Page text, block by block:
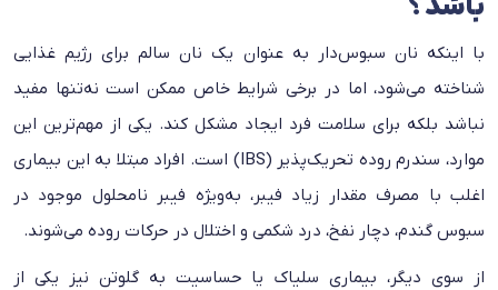
با اینکه نان سبوس‌دار به عنوان یک نان سالم برای رژیم غذایی
شناخته می‌شود، اما در برخی شرایط خاص ممکن است نه‌تنها مفید
نباشد بلکه برای سلامت فرد ایجاد مشکل کند. یکی از مهم‌ترین این
موارد، سندرم روده تحریک‌پذیر (IBS) است. افراد مبتلا به این بیماری
اغلب با مصرف مقدار زیاد فیبر، به‌ویژه فیبر نامحلول موجود در
سبوس گندم، دچار نفخ، درد شکمی و اختلال در حرکات روده می‌شوند.
از سوی دیگر، بیماری سلیاک یا حساسیت به گلوتن نیز یکی از